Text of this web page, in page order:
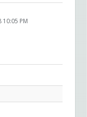
10:05 PM